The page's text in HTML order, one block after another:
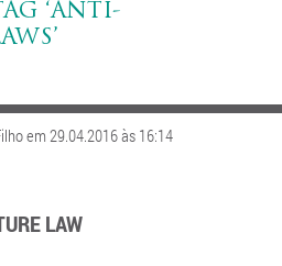
‘ANTI-
em 29.04.2016 às 16:14
LAW